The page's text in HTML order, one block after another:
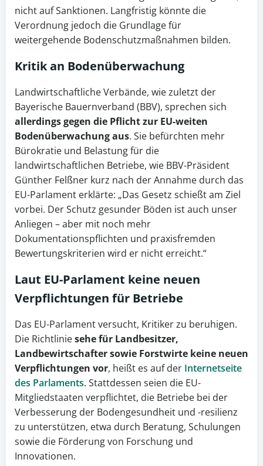
nicht auf Sanktionen. Langfristig könnte die
Verordnung jedoch die Grundlage für
weitergehende Bodenschutzmaßnahmen bilden.
Kritik an Bodenüberwachung
Landwirtschaftliche Verbände, wie zuletzt der
Bayerische Bauernverband (BBV), sprechen sich
allerdings gegen die Pflicht zur EU-weiten
Bodenüberwachung aus. Sie befürchten mehr
Bürokratie und Belastung für die
landwirtschaftlichen Betriebe, wie BBV-Präsident
Günther Felßner kurz nach der Annahme durch das
EU-Parlament erklärte: „Das Gesetz schießt am Ziel
vorbei. Der Schutz gesunder Böden ist auch unser
Anliegen – aber mit noch mehr
Dokumentationspflichten und praxisfremden
Bewertungskriterien wird er nicht erreicht.“
Laut EU-Parlament keine neuen
Verpflichtungen für Betriebe
Das EU-Parlament versucht, Kritiker zu beruhigen.
Die Richtliniesehe für Landbesitzer,
Landbewirtschafter sowie Forstwirte keine neuen
Verpflichtungen vor, heißt es auf der Internetseite
des Parlaments. Stattdessen seien die EU-
Mitgliedstaaten verpflichtet, die Betriebe bei der
Verbesserung der Bodengesundheit und -resilienz
zu unterstützen, etwa durch Beratung, Schulungen
sowie die Förderung von Forschung und
Innovationen.